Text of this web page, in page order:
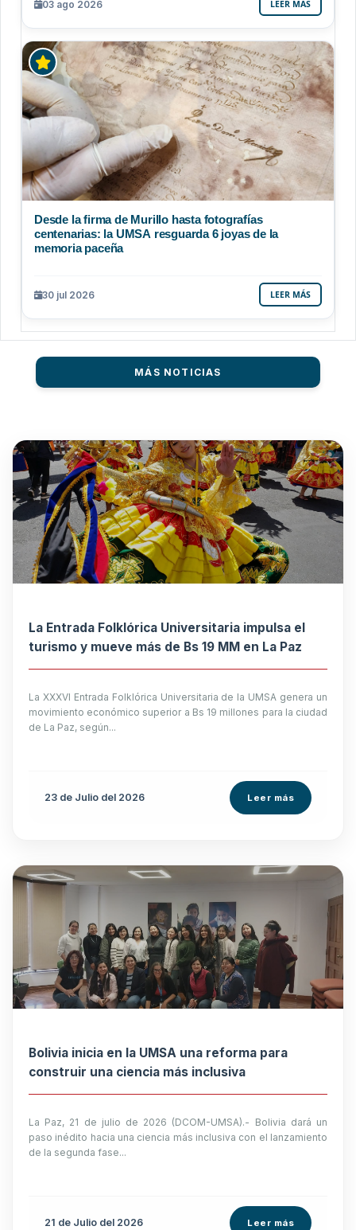
03 ago 2026 LEER MÁS
Desde la firma de Murillo hasta fotografías
centenarias: la UMSA resguarda 6 joyas de la
memoria paceña
30 jul 2026 LEER MÁS
MÁS NOTICIAS
La Entrada Folklórica Universitaria impulsa el
turismo y mueve más de Bs 19 MM en La Paz
La XXXVI Entrada Folklórica Universitaria de la UMSA genera un
movimiento económico superior a Bs 19 millones para la ciudad
de La Paz, según...
23 de Julio del 2026 Leer más
Bolivia inicia en la UMSA una reforma para
construir una ciencia más inclusiva
La Paz, 21 de julio de 2026 (DCOM-UMSA).- Bolivia dará un
paso inédito hacia una ciencia más inclusiva con el lanzamiento
de la segunda fase...
21 de Julio del 2026 Leer más